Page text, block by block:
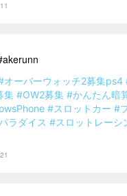
オーバーウォッチ2募集ps4
集 #OW2募集 #かんたん暗
#スロットカー #
ラダイス #スロットレーシ